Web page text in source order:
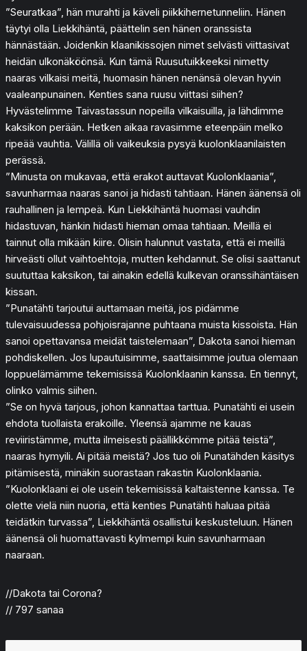
”Seuratkaa”, hän murahti ja käveli piikkihernetunneliin. Hänen
täytyi olla Liekkihäntä, päättelin sen hänen oranssista
hännästään. Joidenkin klaanikissojen nimet selvästi viittasivat
heidän ulkonäköönsä. Kun tämä Ruusutuikkeeksi nimetty
naaras vilkaisi meitä, huomasin hänen nenänsä olevan hyvin
vaaleanpunainen. Kenties sana ruusu viittasi siihen?
Hyvästelimme Taivastassun nopeilla vilkaisuilla, ja lähdimme
kaksikon perään. Hetken aikaa ravasimme eteenpäin melko
ripeää vauhtia. Välillä oli vaikeuksia pysyä kuolonklaanilaisten
perässä.
”Minusta on mukavaa, että erakot auttavat Kuolonklaania”,
savunharmaa naaras sanoi ja hidasti tahtiaan. Hänen äänensä oli
rauhallinen ja lempeä. Kun Liekkihäntä huomasi vauhdin
hidastuvan, hänkin hidasti hieman omaa tahtiaan. Meillä ei
tainnut olla mikään kiire. Olisin halunnut vastata, että ei meillä
hirveästi ollut vaihtoehtoja, mutten kehdannut. Se olisi saattanut
suututtaa kaksikon, tai ainakin edellä kulkevan oranssihäntäisen
kissan.
”Punatähti tarjoutui auttamaan meitä, jos pidämme
tulevaisuudessa pohjoisrajanne puhtaana muista kissoista. Hän
sanoi opettavansa meidät taistelemaan”, Dakota sanoi hieman
pohdiskellen. Jos lupautuisimme, saattaisimme joutua olemaan
loppuelämämme tekemisissä Kuolonklaanin kanssa. En tiennyt,
olinko valmis siihen.
”Se on hyvä tarjous, johon kannattaa tarttua. Punatähti ei usein
ehdota tuollaista erakoille. Yleensä ajamme ne kauas
reviiristämme, mutta ilmeisesti päällikkömme pitää teistä”,
naaras hymyili. Ai pitää meistä? Jos tuo oli Punatähden käsitys
pitämisestä, minäkin suorastaan rakastin Kuolonklaania.
”Kuolonklaani ei ole usein tekemisissä kaltaistenne kanssa. Te
olette vielä niin nuoria, että kenties Punatähti haluaa pitää
teidätkin turvassa”, Liekkihäntä osallistui keskusteluun. Hänen
äänensä oli huomattavasti kylmempi kuin savunharmaan
naaraan.
//Dakota tai Corona?
// 797 sanaa